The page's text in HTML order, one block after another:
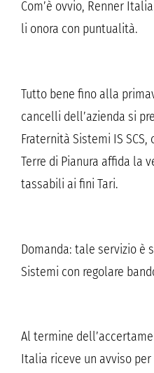
Com’è ovvio, Renner
li onora con puntualità.
Tutto bene fino alla
cancelli dell’azienda si
Fraternità Sistemi IS
Terre di Pianura affida la
tassabili ai fini Tari.
Domanda: tale servizio è
Sistemi con regolare
Al termine
Italia riceve un avviso per